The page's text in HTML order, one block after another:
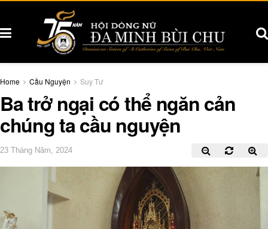
Home Cầu Nguyện Suy Tư
Ba trở ngại có thể ngăn cản
chúng ta cầu nguyện
23 Tháng Năm, 2024